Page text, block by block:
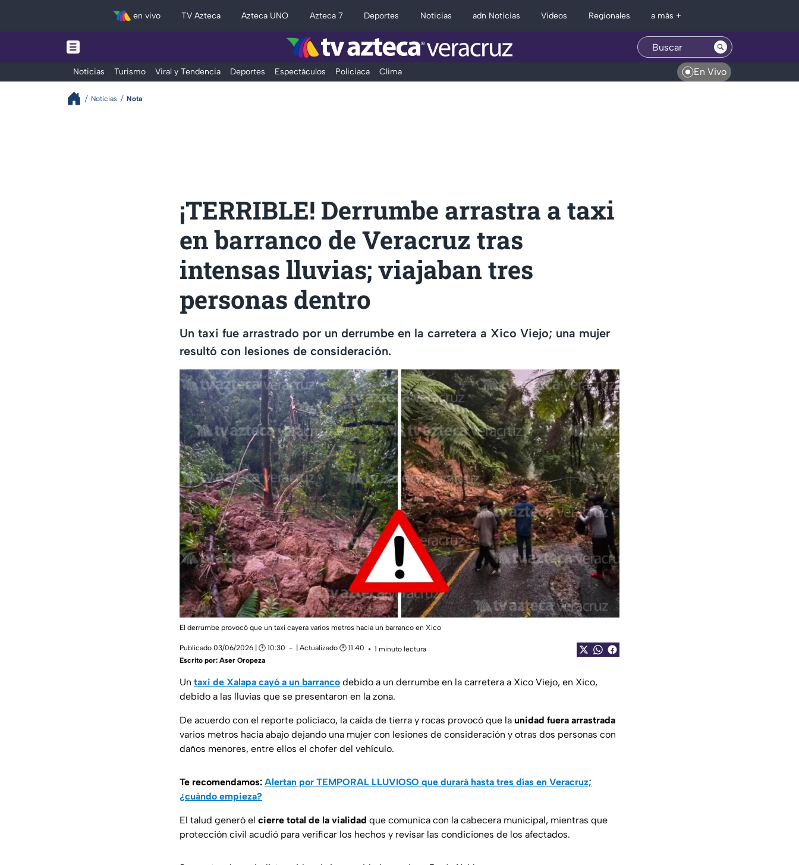
en vivo TV Azteca Azteca UNO Azteca 7 Deportes Noticias adn Noticias Videos Regionales a más +
Noticias Turismo Viral y Tendencia Deportes Espectáculos Policiaca Clima En Vivo
Noticias Nota
¡TERRIBLE! Derrumbe arrastra a taxi
en barranco de Veracruz tras
intensas lluvias; viajaban tres
personas dentro
Un taxi fue arrastrado por un derrumbe en la carretera a Xico Viejo; una mujer
resultó con lesiones de consideración.
El derrumbe provocó que un taxi cayera varios metros hacia un barranco en Xico
Publicado 03/06/2026 | 🕑 10:30 | Actualizado 🕑 11:40
1 minuto lectura
Escrito por: Aser Oropeza
Un taxi de Xalapa cayó a un barranco debido a un derrumbe en la carretera a Xico Viejo, en Xico,
debido a las lluvias que se presentaron en la zona.
De acuerdo con el reporte policíaco, la caída de tierra y rocas provocó que la unidad fuera arrastrada
varios metros hacia abajo dejando una mujer con lesiones de consideración y otras dos personas con
daños menores, entre ellos el chofer del vehículo.
Te recomendamos: Alertan por TEMPORAL LLUVIOSO que durará hasta tres días en Veracruz;
¿cuándo empieza?
El talud generó el cierre total de la vialidad que comunica con la cabecera municipal, mientras que
protección civil acudió para verificar los hechos y revisar las condiciones de los afectados.